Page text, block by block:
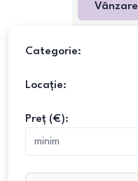
Vânzare
Categorie:
Locație:
Preț (€):